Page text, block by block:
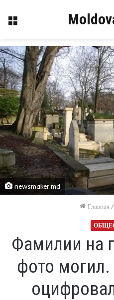
Меню
newsmaker.md
Главная /
Фамилии на
фото